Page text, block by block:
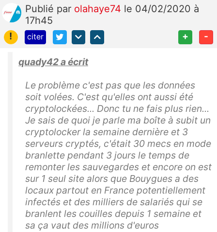
Publié par olahaye74 le 04/02/2020 à
17h45
!
citer + -
quady42 a écrit
Le problème c'est pas que les données
soit volées. C'est qu'elles ont aussi été
cryptolockées... Donc tu ne fais plus rien...
Je sais de quoi je parle ma boîte à subit un
cryptolocker la semaine dernière et 3
serveurs cryptés, c'était 30 mecs en mode
branlette pendant 3 jours le temps de
remonter les sauvegardes et encore on est
sur 1 seul site alors que Bouygues a des
locaux partout en France potentiellement
infectés et des milliers de salariés qui se
branlent les couilles depuis 1 semaine et
sa ça vaut des millions d'euros